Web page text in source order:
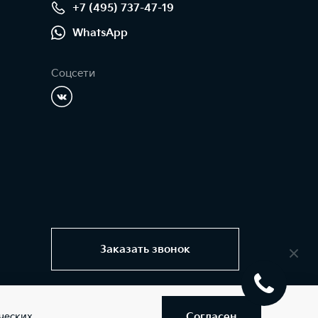
+7 (495) 737-47-19
WhatsApp
Соцсети
Заказать звонок